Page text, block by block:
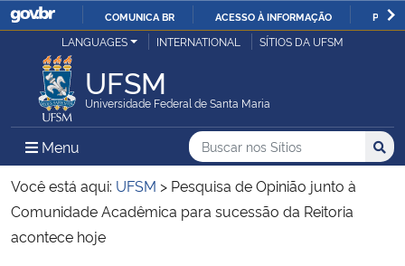
IR
COMUNICA BR ACESSO À INFORMAÇÃO
Ministério da Justiça e Segurança Pública
Ministério da Defesa
Ministério das Relações Exteriores
Ministério da Economia
LANGUAGES INTERNATIONAL SÍTIOS DA UFSM
UFSM
Universidade Federal de Santa Maria
Menu Menu Principal do Sítio
Busca
Buscar no nos Sítios
Busca:
Você está aqui: UFSM > Pesquisa de Opinião junto à
Comunidade Acadêmica para sucessão da Reitoria
acontece hoje